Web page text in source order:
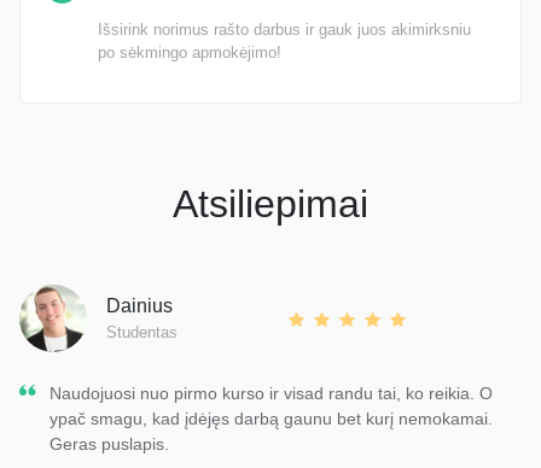
Išsirink norimus rašto darbus ir gauk juos akimirksniu
po sėkmingo apmokėjimo!
Atsiliepimai
Dainius
Studentas
Naudojuosi nuo pirmo kurso ir visad randu tai, ko reikia. O
ypač smagu, kad įdėjęs darbą gaunu bet kurį nemokamai.
Geras puslapis.